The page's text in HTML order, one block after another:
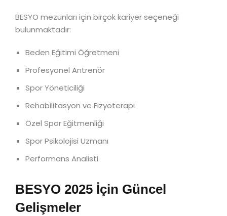
BESYO mezunları için birçok kariyer seçeneği
bulunmaktadır:
Beden Eğitimi Öğretmeni
Profesyonel Antrenör
Spor Yöneticiliği
Rehabilitasyon ve Fizyoterapi
Özel Spor Eğitmenliği
Spor Psikolojisi Uzmanı
Performans Analisti
BESYO 2025 İçin Güncel
Gelişmeler